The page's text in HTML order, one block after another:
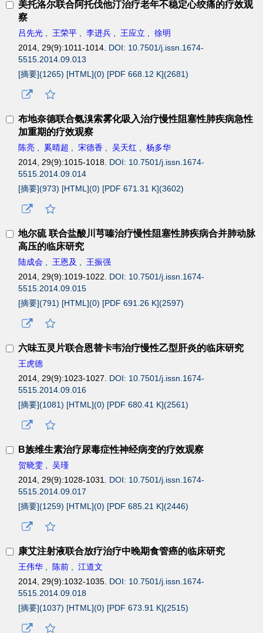
美托洛尔联合阿托伐他汀治疗老年不稳定心绞痛的疗效观
察
吕先光 , 王荣平 , 李进兵 , 王应立 , 徐明
2014, 29(9):1011-1014. DOI: 10.7501/j.issn.1674-
5515.2014.09.013
[摘要](1265) [HTML](0) [PDF 668.12 K](2681)
布地奈德联合氨溴索雾化吸入治疗慢性阻塞性肺疾病急性
加重期的疗效观察
陈亮 , 奚晴超 , 宋德香 , 吴天红 , 杨多华
2014, 29(9):1015-1018. DOI: 10.7501/j.issn.1674-
5515.2014.09.014
[摘要](973) [HTML](0) [PDF 671.31 K](3602)
地尔硫 联合盐酸川芎嗪治疗慢性阻塞性肺疾病合并肺动脉
高压的临床研究
陆成会 , 王恩及 , 王振强
2014, 29(9):1019-1022. DOI: 10.7501/j.issn.1674-
5515.2014.09.015
[摘要](791) [HTML](0) [PDF 691.26 K](2597)
六味五灵片联合恩替卡韦治疗慢性乙型肝炎的临床研究
王虎德
2014, 29(9):1023-1027. DOI: 10.7501/j.issn.1674-
5515.2014.09.016
[摘要](1081) [HTML](0) [PDF 680.41 K](2561)
B族维生素治疗尿毒症性神经病变的疗效观察
贺晓雯 , 吴瑾
2014, 29(9):1028-1031. DOI: 10.7501/j.issn.1674-
5515.2014.09.017
[摘要](1259) [HTML](0) [PDF 685.21 K](2446)
康艾注射液联合放疗治疗中晚期食管癌的临床研究
王伟华 , 陈前 , 江道文
2014, 29(9):1032-1035. DOI: 10.7501/j.issn.1674-
5515.2014.09.018
[摘要](1037) [HTML](0) [PDF 673.91 K](2515)